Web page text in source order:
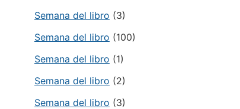
Semana del libro (3)
Semana del libro (100)
Semana del libro (1)
Semana del libro (2)
Semana del libro (3)